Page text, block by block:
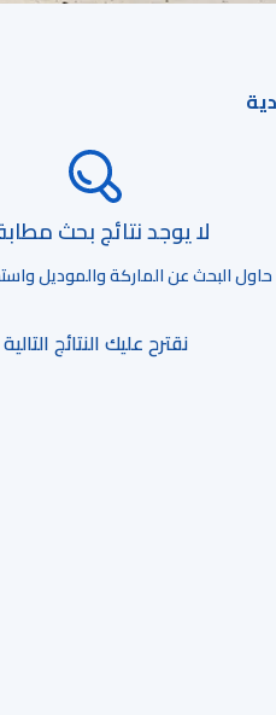
لا يوجد نتائج بحث
حاول البحث عن الماركة والموديل
نقترح عليك النتائج التالية